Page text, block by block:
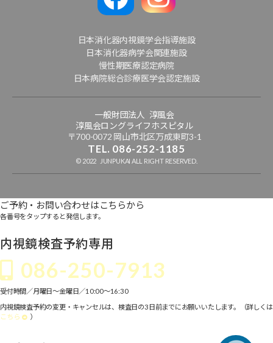
日本消化器内視鏡学会指導施設
日本消化器病学会関連施設
慢性期医療認定病院
日本病院総合診療医学会認定施設
一般財団法人 淳風会
淳風会ロングライフホスピタル
〒700-0072 岡山市北区万成東町3-1
TEL. 086-252-1185
© 2022 JUNPUKAI ALL RIGHT RESERVED.
ご予約・お問い合わせはこちらから
各番号をタップすると発信します。
内視鏡検査予約専用
086-250-7913
受付時間／月曜日～金曜日／10:00〜16:30
内視鏡検査予約の変更・キャンセルは、検査日の3日前までにお願いいたします。（詳しくは
こちら
）